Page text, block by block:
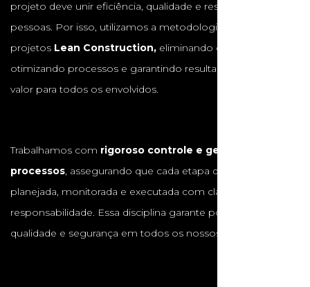
projeto deve unir eficiência, qualidade e respeito às
pessoas. Por isso, utilizamos a metodologia de gestão de
projetos Lean Construction, eliminando desperdícios,
otimizando processos e garantindo resultados com maior
valor para todos os envolvidos.
Trabalhamos com rigoroso controle e gestão de
processos, assegurando que cada etapa da obra seja
planejada, monitorada e executada com clareza e
responsabilidade. Essa disciplina garante pontualidade,
qualidade e segurança em todos os nossos projetos.